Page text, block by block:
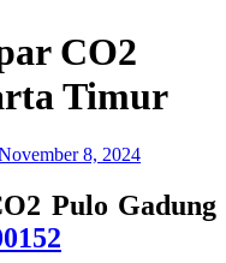
CO2
Timur
8, 2024
Pulo Gadung